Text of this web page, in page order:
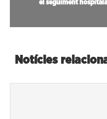
el seguiment
Notícies